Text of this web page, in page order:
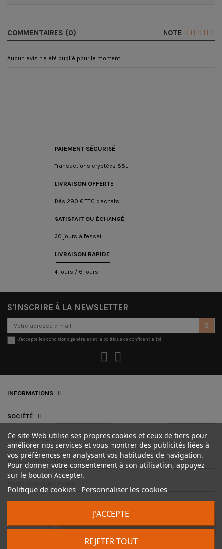
AJOUTER AU PANIER
NOTE
COMMENTAIRES (0)
Aucun avis n'a été publié pour le moment.
PAIEMENT SÉCURISÉ
Transactions cryptées SSL
LIVRAISON OFFERTE
Dès 290 € TTC d'achats
SATISFAIT OU ÉCHANGÉ
30 jours à l'essai
LIVRAISON RAPIDE
4 jours / 6 jours
S'INSCRIRE À LA NEWSLETTER
J'accepte les conditions générales et la politique de confidentialité
INFORMATIONS
SOCIÉTÉ
MON COMPTE
NOUS CONTACTER
Ce site Web utilise ses propres cookies et ceux de tiers pour
améliorer nos services et vous montrer des publicités liées à
vos préférences en analysant vos habitudes de navigation.
Pour donner votre consentement à son utilisation, appuyez
sur le bouton Accepter.
Politique de cookies Personnaliser les cookies
REJETER TOUT
J'ACCEPTE
FUTON MANIA © 2025 - Tous droits réservés • Création site :